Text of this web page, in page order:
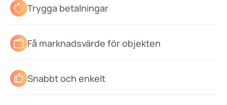
Trygga betalningar
Få marknadsvärde för objekten
Snabbt och enkelt